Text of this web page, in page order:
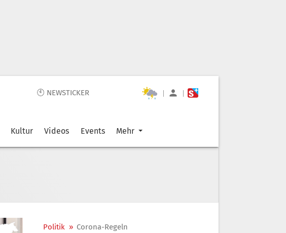
🕙 NEWSTICKER | |
Kultur Videos Events Mehr
Politik » Corona-Regeln